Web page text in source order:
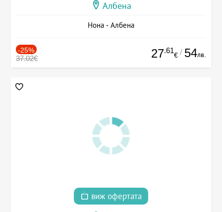
Албена
Нона - Албена
-25%
37.02€ 27.61
€ / 54лв.
виж офертата